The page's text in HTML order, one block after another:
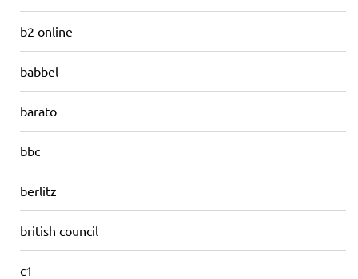
b2 online
babbel
barato
bbc
berlitz
british council
c1